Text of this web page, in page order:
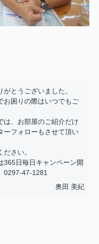
とうございました。
お困りの際はいつでもご
は、お部屋のご紹介だけ
ーフォローもさせて頂い
さい。
365日毎日キャンペーン開
0297-47-1281
奥田 美紀